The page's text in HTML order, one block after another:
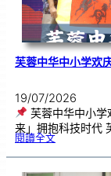
芙蓉中华中小学欢
19/07/2026
芙蓉中华中小学
来」拥抱科技时代
閱讀全文:芙
华
小